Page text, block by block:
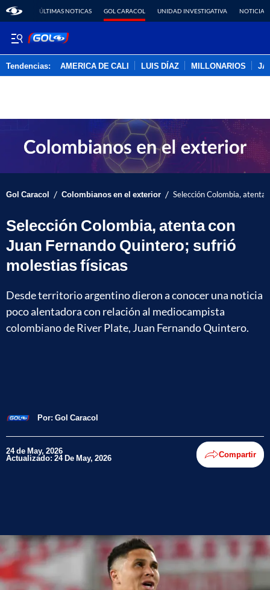
ÚLTIMAS NOTICAS GOL CARACOL UNIDAD INVESTIGATIVA NOTICIAS
Tendencias: AMERICA DE CALI LUIS DÍAZ MILLONARIOS
Gol Caracol / Colombianos en el exterior / Selección Colombia, atenta
Selección Colombia, atenta con
Juan Fernando Quintero; sufrió
molestias físicas
Desde territorio argentino dieron a conocer una noticia
poco alentadora con relación al mediocampista
colombiano de River Plate, Juan Fernando Quintero.
Por: Gol Caracol
24 de May, 2026
Actualizado: 24 De May, 2026 Compartir